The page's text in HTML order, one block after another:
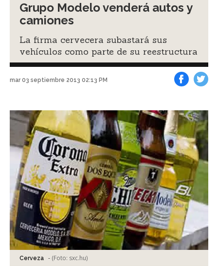
Grupo Modelo venderá autos y
camiones
La firma cervecera subastará sus
vehículos como parte de su reestructura
mar 03 septiembre 2013 02:13 PM
Cerveza - (Foto: sxc.hu)